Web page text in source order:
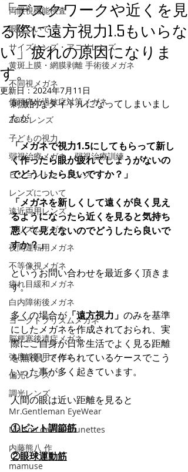
両眼視機能検査
眼について
サイズレンズ・アニサレンズ
黄斑上膜・網膜剥離 手術後メガネ
不同視メガネ
偏頭痛光過敏症対策メガネ
Zeissレンズ
子どもの視力
弱視治療メガネ・弱視治療訓練
ビジョントレーニング
レンズについて
遠近両用レンズ
プリズムメガネ
夜間運転用メガネ
不等像視メガネ
疲れ目緩和メガネ
白内障術後メガネ
ヨークトプリズムメガネ
脳梗塞後遺症メガネ
強度近視用メガネ
偏光レンズ
調光レンズ
Mr.Gentleman EyeWear
Maison de luxe Lunettes
内藤熊八 作
mamuse
「デスクワークや近くを見
る際に遠方視力1.5もいらな
い」疲れの原因になりま
す。
更新日：2024年7月11日
刺激的なタイトルになってしまいまし
たが
「メガネで視力1.5にしてもらって新し
く作ったら眼が疲れてしょうがないの
でどうしたら良いですか？」
「メガネを新しくして遠くが良く見え
るようになったら近くを見ると気持ち
悪くて見えないのでどうしたら良いで
すか？」
というお問い合わせを最近多く頂きま
す。
多くの場合が 「遠方視力」 のみを基準
にしたメガネを作成されておられ、実
際にご自身が日常生活でよく見る距離
を無視して作られているケースでこう
いった事が多く起きています。
人間の眼は近い距離を見ると
①ピント調節筋
②眼球運動筋